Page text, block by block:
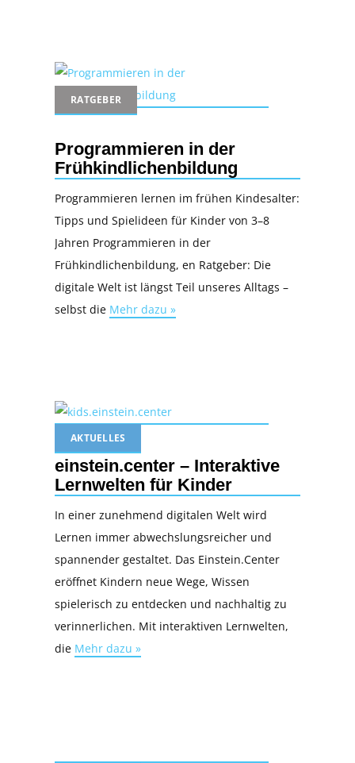
RATGEBER
Programmieren in der
Frühkindlichenbildung
Programmieren lernen im frühen Kindesalter:
Tipps und Spielideen für Kinder von 3–8
Jahren Programmieren in der
Frühkindlichenbildung, en Ratgeber: Die
digitale Welt ist längst Teil unseres Alltags –
selbst die Mehr dazu »
AKTUELLES
einstein.center – Interaktive
Lernwelten für Kinder
In einer zunehmend digitalen Welt wird
Lernen immer abwechslungsreicher und
spannender gestaltet. Das Einstein.Center
eröffnet Kindern neue Wege, Wissen
spielerisch zu entdecken und nachhaltig zu
verinnerlichen. Mit interaktiven Lernwelten,
die Mehr dazu »